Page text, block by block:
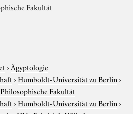
Fakultät
›Ägyptologie
›Humboldt-Universität zu Berlin›
Philosophische Fakultät
›Humboldt-Universität zu Berlin›